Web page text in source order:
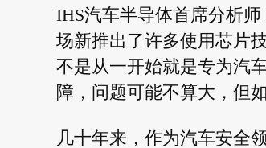
IHS汽车半导体首席分析
场新推出了许多使用芯片
不是从一开始就是专为汽
障，问题可能不算大，但
几十年来，作为汽车安全